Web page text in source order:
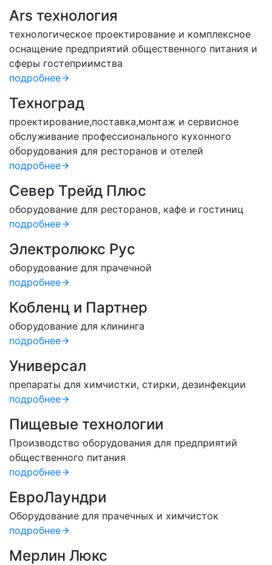
Ars технология
технологическое проектирование и комплексное
оснащение предприятий общественного питания и
сферы гостеприимства
подробнее
Техноград
проектирование,поставка,монтаж и сервисное
обслуживание профессионального кухонного
оборудования для ресторанов и отелей
подробнее
Север Трейд Плюс
оборудование для ресторанов, кафе и гостиниц
подробнее
Электролюкс Рус
оборудование для прачечной
подробнее
Кобленц и Партнер
оборудование для клининга
подробнее
Универсал
препараты для химчистки, стирки, дезинфекции
подробнее
Пищевые технологии
Производство оборудования для предприятий
общественного питания
подробнее
ЕвроЛаундри
Оборудование для прачечных и химчисток
подробнее
Мерлин Люкс